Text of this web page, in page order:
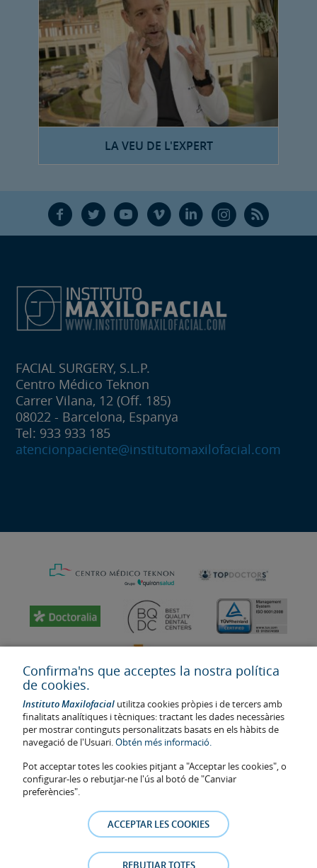
LA VEU DE L'EXPERT
F T Y V L Ñ R
FACIAL SURGERY, S.L.P.
Centro Médico Teknon
Carrer Vilana, 12 (Off. 185)
08022 - Barcelona, Espanya
Tel: 933 933 185
atencionpaciente@institutomaxilofacial.com
Última actualització: 2023
Num. d'autorització de centre sanitari: E08646940
La informació present a la web no reemplaça sinó complementa la
relació metge-pacient. En cas de dubte, consulti amb el metge de
referència. Les fotos i els testimonis dels pacients identificables que
apareixen a la web estan publicades amb el seu consentiment i es
retiraran a qualsevol moment a petició dels pacients.
Confirma'ns que acceptes la nostra política
de cookies.
Instituto Maxilofacial utilitza cookies pròpies i de tercers amb
finalitats analítiques i tècniques: tractant les dades necessàries
per mostrar continguts personalitzats basats en els hàbits de
navegació de l'Usuari.Obtén més informació.
Pot acceptar totes les cookies pitjant a "Acceptar les cookies", o
configurar-les o rebutjar-ne l'ús al botó de "Canviar
preferències".
ACCEPTAR LES COOKIES
REBUTJAR TOTES